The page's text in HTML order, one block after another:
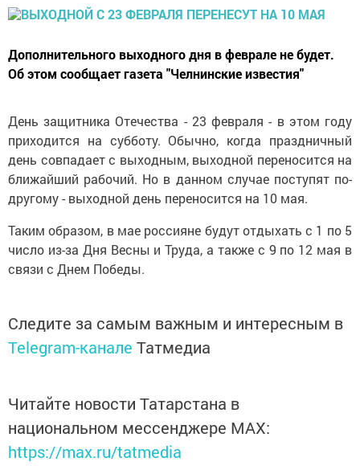
Дополнительного выходного дня в феврале не будет.
Об этом сообщает газета "Челнинские известия"
День защитника Отечества - 23 февраля - в этом году
приходится на субботу. Обычно, когда праздничный
день совпадает с выходным, выходной переносится на
ближайший рабочий. Но в данном случае поступят по-
другому - выходной день переносится на 10 мая.
Таким образом, в мае россияне будут отдыхать с 1 по 5
число из-за Дня Весны и Труда, а также с 9 по 12 мая в
связи с Днем Победы.
Следите за самым важным и интересным в
Telegram-канале Татмедиа
Читайте новости Татарстана в
национальном мессенджере MАХ:
https://max.ru/tatmedia